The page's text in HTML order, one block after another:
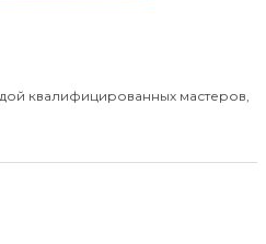
квалифицированных мастеров,